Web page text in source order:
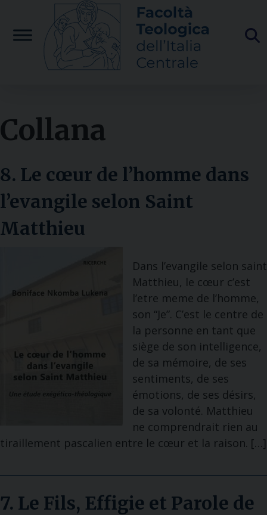
content
Collana
8. Le cœur de l’homme dans
l’evangile selon Saint
Matthieu
Dans l’evangile selon saint
Matthieu, le cœur c’est
l’etre meme de l’homme,
son “Je”. C’est le centre de
la personne en tant que
siège de son intelligence,
de sa mémoire, de ses
sentiments, de ses
émotions, de ses désirs,
de sa volonté. Matthieu
ne comprendrait rien au
tiraillement pascalien entre le cœur et la raison. […]
7. Le Fils, Effigie et Parole de